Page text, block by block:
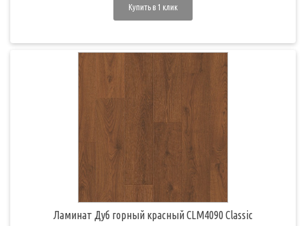
Купить в 1 клик
Ламинат Дуб горный красный CLM4090 Classic